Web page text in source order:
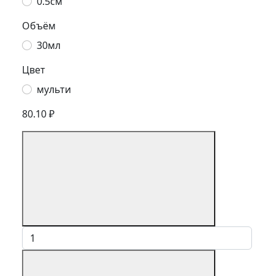
Объём
30мл
Цвет
мульти
80.10 ₽